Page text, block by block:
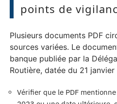
points de
Plusieurs documents PDF
sources variées. Le
banque publiée par la
Routière, datée du 21
Vérifier que le PDF